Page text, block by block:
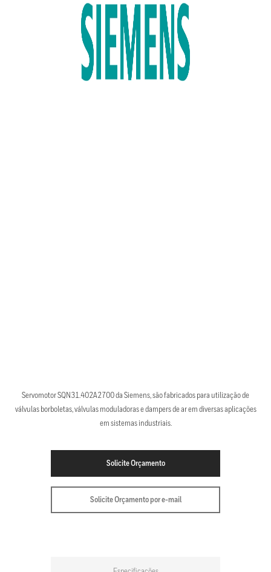
Servomotor SQN31.402A2700 da Siemens, são fabricados para utilização de
válvulas borboletas, válvulas moduladoras e dampers de ar em diversas aplicações
em sistemas industriais.
Solicite Orçamento
Solicite Orçamento por e-mail